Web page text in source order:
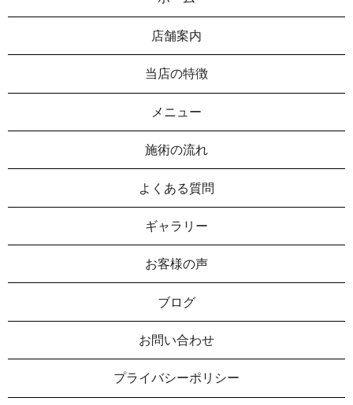
店舗案内
当店の特徴
メニュー
施術の流れ
よくある質問
ギャラリー
お客様の声
ブログ
お問い合わせ
プライバシーポリシー